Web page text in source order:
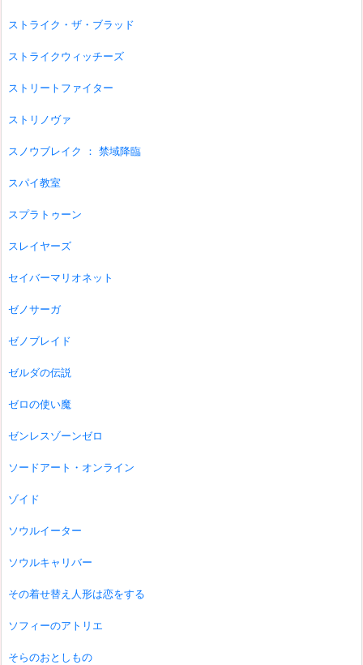
ストライク・ザ・ブラッド
ストライクウィッチーズ
ストリートファイター
ストリノヴァ
スノウブレイク ： 禁域降臨
スパイ教室
スプラトゥーン
スレイヤーズ
セイバーマリオネット
ゼノサーガ
ゼノブレイド
ゼルダの伝説
ゼロの使い魔
ゼンレスゾーンゼロ
ソードアート・オンライン
ゾイド
ソウルイーター
ソウルキャリバー
その着せ替え人形は恋をする
ソフィーのアトリエ
そらのおとしもの